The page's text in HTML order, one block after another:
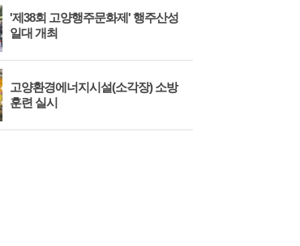
'제38회 고양행주문화제' 행주산성
일대 개최
고양환경에너지시설(소각장) 소방
훈련 실시